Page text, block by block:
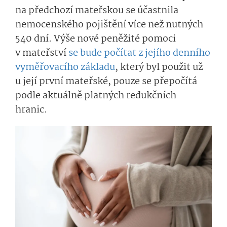
na předchozí mateřskou se účastnila
nemocenského pojištění více než nutných
540 dní. Výše nové peněžité pomoci
v mateřstvíse bude počítat z jejího denního
vyměřovacího základu, který byl použit už
u její první mateřské, pouze se přepočítá
podle aktuálně platných redukčních
hranic.